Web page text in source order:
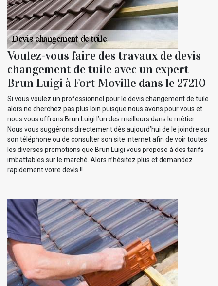
Voulez-vous faire des travaux de devis
changement de tuile avec un expert
Brun Luigi à Fort Moville dans le 27210
Si vous voulez un professionnel pour le devis changement de tuile
alors ne cherchez pas plus loin puisque nous avons pour vous et
nous vous offrons Brun Luigi l’un des meilleurs dans le métier.
Nous vous suggérons directement dès aujourd’hui de le joindre sur
son téléphone ou de consulter son site internet afin de voir toutes
les diverses promotions que Brun Luigi vous propose à des tarifs
imbattables sur le marché. Alors n’hésitez plus et demandez
rapidement votre devis !!